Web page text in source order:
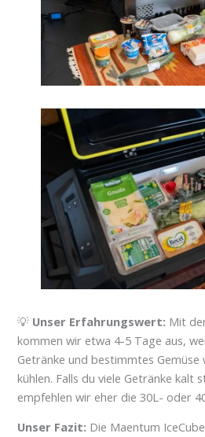
💡 Unser Erfahrungswert: Mit
kommen wir etwa 4-5 Tage aus,
Getränke und bestimmtes Gemüse
kühlen. Falls du viele Getränke kalt
empfehlen wir eher die 30L- oder
Unser Fazit: Die Maentum